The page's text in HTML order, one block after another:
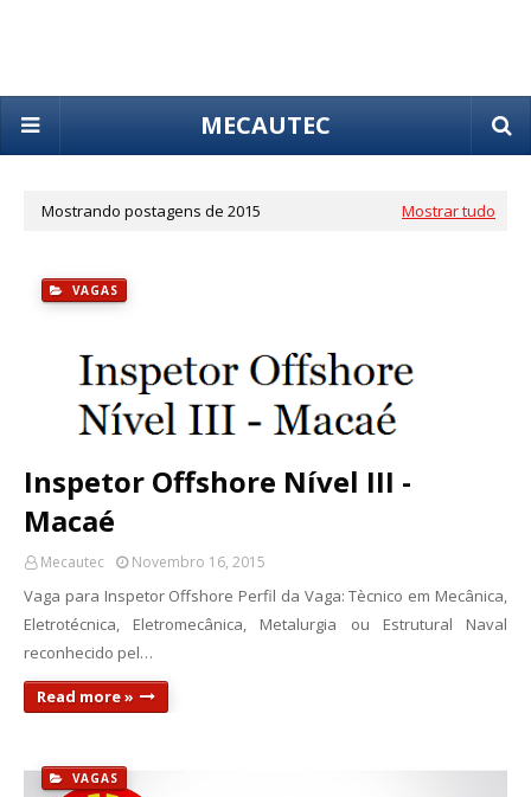
MECAUTEC
Mostrando postagens de 2015 Mostrar tudo
VAGAS
Inspetor Offshore Nível III -
Macaé
Mecautec Novembro 16, 2015
Vaga para Inspetor Offshore Perfil da Vaga: Tècnico em Mecânica,
Eletrotécnica, Eletromecânica, Metalurgia ou Estrutural Naval
reconhecido pel…
Read more »
VAGAS